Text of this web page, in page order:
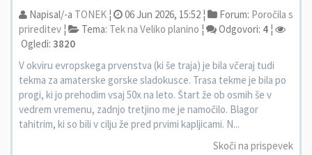
Napisal/-a TONEK ¦ 06 Jun 2026, 15:52 ¦ Forum: Poročila s
prireditev ¦ Tema: Tek na Veliko planino ¦ Odgovori: 4 ¦
Ogledi: 3820
V okviru evropskega prvenstva (ki še traja) je bila včeraj tudi
tekma za amaterske gorske sladokusce. Trasa tekme je bila po
progi, ki jo prehodim vsaj 50x na leto. Štart že ob osmih še v
vedrem vremenu, zadnjo tretjino me je namočilo. Blagor
tahitrim, ki so bili v cilju že pred prvimi kapljicami. N...
Skoči na prispevek